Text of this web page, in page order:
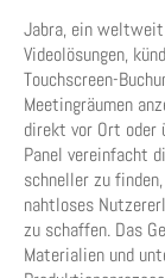
Jabra, ein weltweit
Videolösungen,
Touchscreen-
Meetingräumen
direkt vor Ort oder
Panel vereinfacht
schneller zu
nahtloses
zu schaffen. Das
Materialien und